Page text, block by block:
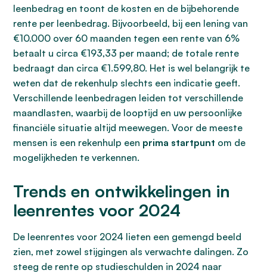
leenbedrag en toont de kosten en de bijbehorende
rente per leenbedrag. Bijvoorbeeld, bij een lening van
€10.000 over 60 maanden tegen een rente van 6%
betaalt u circa €193,33 per maand; de totale rente
bedraagt dan circa €1.599,80. Het is wel belangrijk te
weten dat de rekenhulp slechts een indicatie geeft.
Verschillende leenbedragen leiden tot verschillende
maandlasten, waarbij de looptijd en uw persoonlijke
financiële situatie altijd meewegen. Voor de meeste
mensen is een rekenhulp een prima startpunt om de
mogelijkheden te verkennen.
Trends en ontwikkelingen in
leenrentes voor 2024
De leenrentes voor 2024 lieten een gemengd beeld
zien, met zowel stijgingen als verwachte dalingen. Zo
steeg de rente op studieschulden in 2024 naar